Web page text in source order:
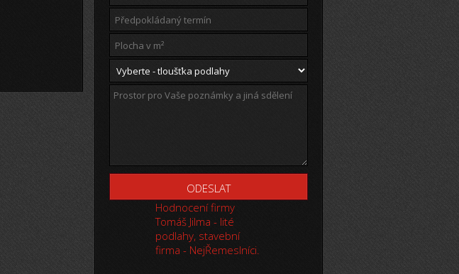
Hodnocení firmy
Tomáš Jilma - lité
podlahy, stavební
firma - NejŘemeslníci.